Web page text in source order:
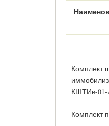
Комплект
КШТИв-01-
Комплект